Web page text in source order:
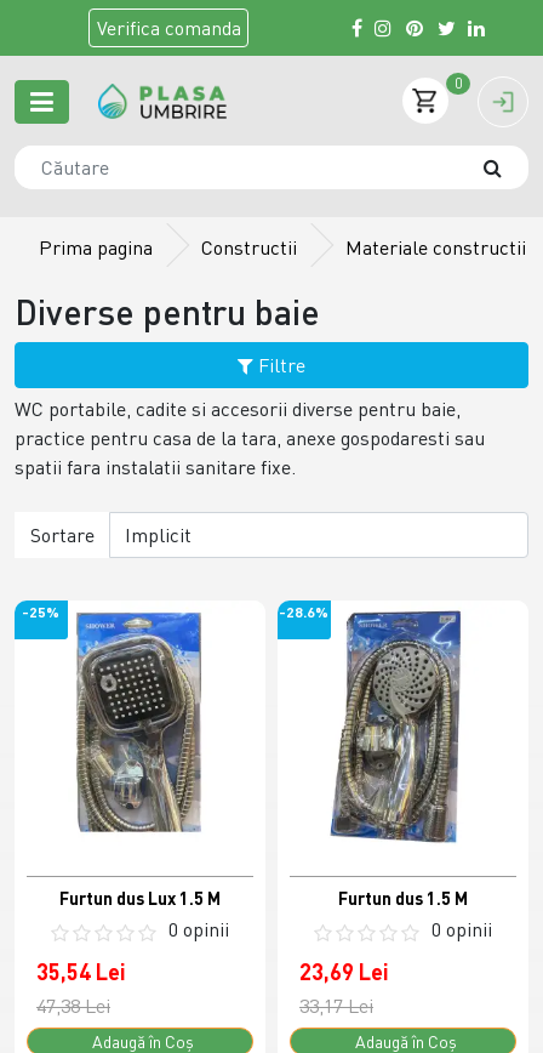
Verifica comanda
0
Prima pagina Constructii Materiale constructii
Diverse pentru baie
Filtre
WC portabile, cadite si accesorii diverse pentru baie,
practice pentru casa de la tara, anexe gospodaresti sau
spatii fara instalatii sanitare fixe.
Sortare
-25%
Furtun dus Lux 1.5 M
0 opinii
35,54 Lei
47,38 Lei
Adaugă în Coş
-28.6%
Furtun dus 1.5 M
0 opinii
23,69 Lei
33,17 Lei
Adaugă în Coş